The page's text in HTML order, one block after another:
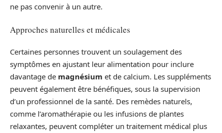
ne pas convenir à un autre.
Approches naturelles et médicales
Certaines personnes trouvent un soulagement des
symptômes en ajustant leur alimentation pour inclure
davantage de magnésium et de calcium. Les suppléments
peuvent également être bénéfiques, sous la supervision
d’un professionnel de la santé. Des remèdes naturels,
comme l’aromathérapie ou les infusions de plantes
relaxantes, peuvent compléter un traitement médical plus